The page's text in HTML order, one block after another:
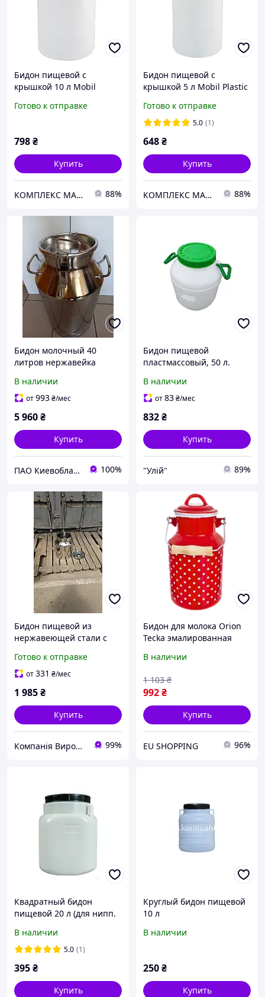
Бидон пищевой с
крышкой 10 л Mobil
Готово к отправке
798₴
Купить
КОМПЛЕКС МАРКЕТ 88%
Бидон пищевой с
крышкой 5 л Mobil Plastic
Готово к отправке
5.0 (1)
648₴
Купить
КОМПЛЕКС МАРКЕТ 88%
Бидон молочный 40
литров нержавейка
В наличии
от993₴/мес
5 960₴
Купить
ПАО Киевоблагрооборудование 100%
Бидон пищевой
пластмассовый, 50 л.
(сертифицированные)
В наличии
от83₴/мес
832₴
Купить
"Улій" 89%
Бидон пищевой из
нержавеющей стали с
зажимах - Объем 20
литров
Готово к отправке
от331 ₴/мес
1 985₴
Купить
Компанія Виробник Vovchan 99%
Бидон для молока Orion
Tecka эмалированная
(8592381160333)
В наличии
992₴
1 103 ₴
Купить
EU SHOPPING 96%
Квадратный бидон
пищевой 20 л (для нипп.
В наличии
5.0 (1)
395₴
Купить
Круглый бидон пищевой
10 л
В наличии
250₴
Купить